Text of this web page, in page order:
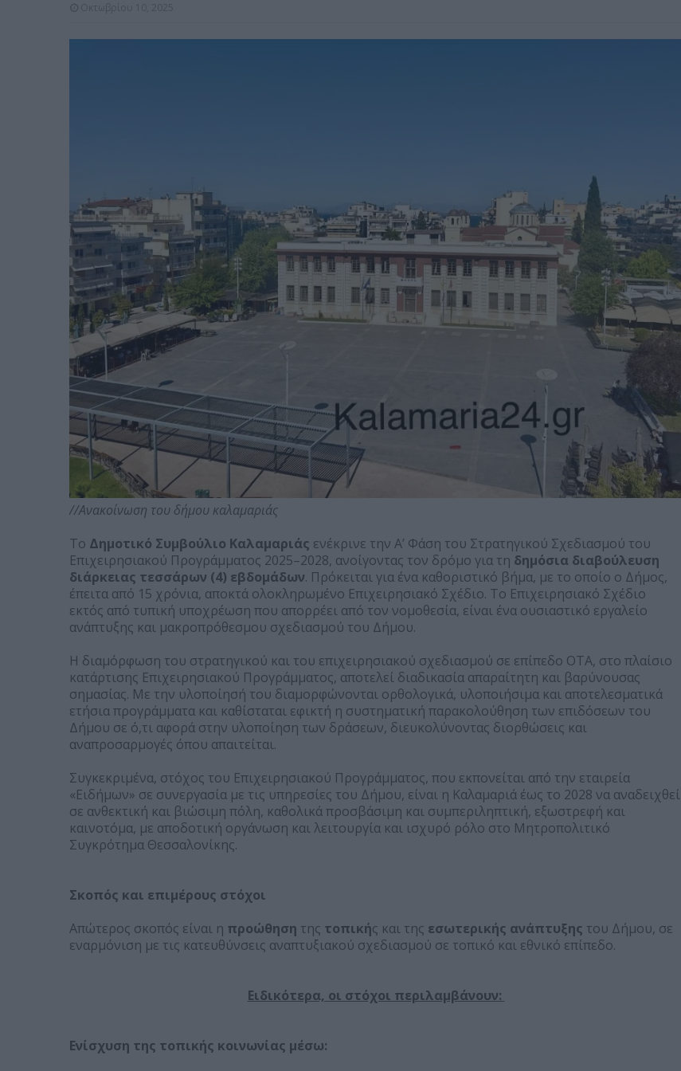
//Ανακοίνωση του δήμου καλαμαριάς
Το Δημοτικό Συμβούλιο Καλαμαριάς ενέκρινε την Α’ Φάση του Στρατηγικού Σχεδιασμού του
Επιχειρησιακού Προγράμματος 2025–2028, ανοίγοντας τον δρόμο για τη δημόσια διαβούλευση
διάρκειας τεσσάρων (4) εβδομάδων. Πρόκειται για ένα καθοριστικό βήμα, με το οποίο ο Δήμος,
έπειτα από 15 χρόνια, αποκτά ολοκληρωμένο Επιχειρησιακό Σχέδιο. To Επιχειρησιακό Σχέδιο
εκτός από τυπική υποχρέωση που απορρέει από τον νομοθεσία, είναι ένα ουσιαστικό εργαλείο
ανάπτυξης και μακροπρόθεσμου σχεδιασμού του Δήμου.
Η διαμόρφωση του στρατηγικού και του επιχειρησιακού σχεδιασμού σε επίπεδο ΟΤΑ, στο πλαίσιο
κατάρτισης Επιχειρησιακού Προγράμματος, αποτελεί διαδικασία απαραίτητη και βαρύνουσας
σημασίας. Με την υλοποίησή του διαμορφώνονται ορθολογικά, υλοποιήσιμα και αποτελεσματικά
ετήσια προγράμματα και καθίσταται εφικτή η συστηματική παρακολούθηση των επιδόσεων του
Δήμου σε ό,τι αφορά στην υλοποίηση των δράσεων, διευκολύνοντας διορθώσεις και
αναπροσαρμογές όπου απαιτείται.
Συγκεκριμένα, στόχος του Επιχειρησιακού Προγράμματος, που εκπονείται από την εταιρεία
«Ειδήμων» σε συνεργασία με τις υπηρεσίες του Δήμου, είναι η Καλαμαριά έως το 2028 να αναδειχθεί
σε ανθεκτική και βιώσιμη πόλη, καθολικά προσβάσιμη και συμπεριληπτική, εξωστρεφή και
καινοτόμα, με αποδοτική οργάνωση και λειτουργία και ισχυρό ρόλο στο Μητροπολιτικό
Συγκρότημα Θεσσαλονίκης.
Σκοπός και επιμέρους στόχοι
Απώτερος σκοπός είναι η προώθηση της τοπικής και της εσωτερικής ανάπτυξης του Δήμου, σε
εναρμόνιση με τις κατευθύνσεις αναπτυξιακού σχεδιασμού σε τοπικό και εθνικό επίπεδο.
Ειδικότερα, οι στόχοι περιλαμβάνουν:
Ενίσχυση της τοπικής κοινωνίας μέσω: